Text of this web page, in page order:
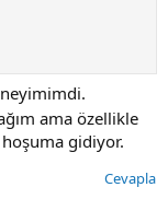
ama özellikle
gidiyor.
Cevapla